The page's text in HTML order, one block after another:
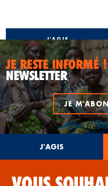
J'AGIS
JE RESTE INFORMÉ !
NEWSLETTER
JE
J'AGIS